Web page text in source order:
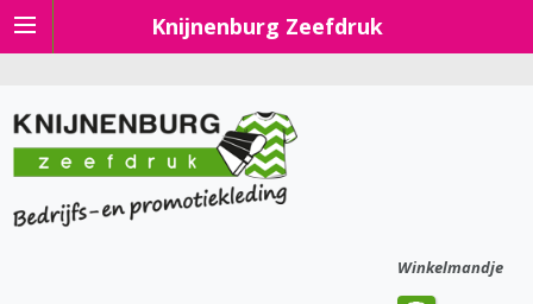
Knijnenburg Zeefdruk
Winkelmandje